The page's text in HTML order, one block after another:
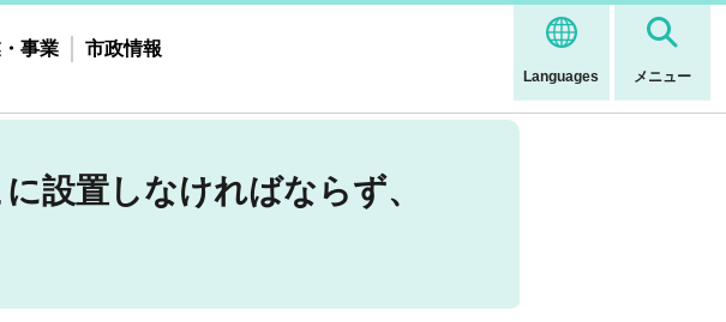
Languages メニュー
事業 市政情報
設置しなければならず、